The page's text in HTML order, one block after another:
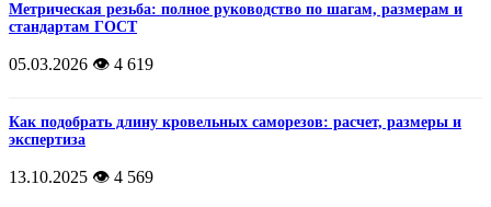
Метрическая резьба: полное руководство по шагам, размерам и
стандартам ГОСТ
05.03.2026 👁️ 4 619
Как подобрать длину кровельных саморезов: расчет, размеры и
экспертиза
13.10.2025 👁️ 4 569